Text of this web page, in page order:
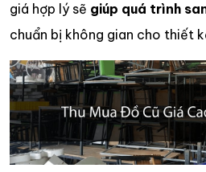
giá hợp lý sẽ giúp quá trình
chuẩn bị không gian cho thiết